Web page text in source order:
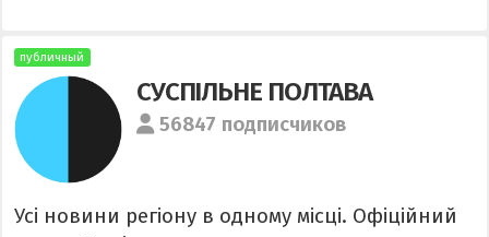
публичный
СУСПІЛЬНЕ ПОЛТАВА
56847 подписчиков
Усі новини регіону в одному місці. Офіційний